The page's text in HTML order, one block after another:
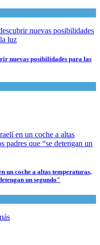
nuevas posibilidades para las
un coche a altas temperaturas,
un segundo"